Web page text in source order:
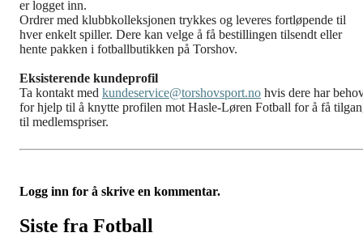
er logget inn.
Ordrer med klubbkolleksjonen trykkes og leveres fortløpende til
hver enkelt spiller. Dere kan velge å få bestillingen tilsendt eller
hente pakken i fotballbutikken på Torshov.
Eksisterende kundeprofil
Ta kontakt med kundeservice@torshovsport.no hvis dere har
for hjelp til å knytte profilen mot Hasle-Løren Fotball for å få
til medlemspriser.
Logg inn for å skrive en kommentar.
Siste fra Fotball